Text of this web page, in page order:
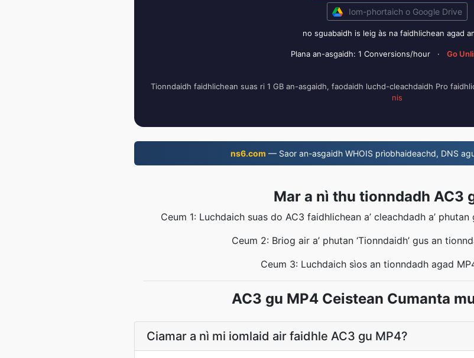
Iom-phortaich o Google Drive
no sguabaidh is leig às na faidhlichean agad
Plana an-asgaidh: 1 Conversions/hour · Go
Tionndaidh faidhlichean suas ri 1 GB an-asgaidh, faodaidh luchd-cleachdaidh Pro
nis
ns6.com — Saor an-asgaidh WHOIS prìobhaideachd, DNS
Mar a nì thu tionndadh AC3
Ceum 1: Luchdaich suas do AC3 faidhlichean a’ cleachdadh a’
Ceum 2: Briog air a’ phutan ‘Tionndaidh’ gus an
Ceum 3: Luchdaich sìos an tionndadh agad
AC3 gu MP4 Ceistean Cumanta
Ciamar a nì mi iomlaid air faidhle AC3 gu MP4?